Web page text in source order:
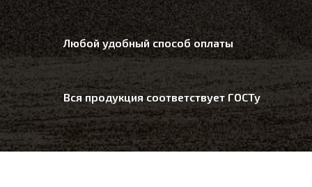
Любой удобный способ оплаты
Вся продукция соответствует ГОСТу